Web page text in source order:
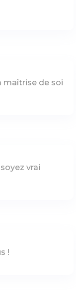
maîtrise de soi
vrai
!